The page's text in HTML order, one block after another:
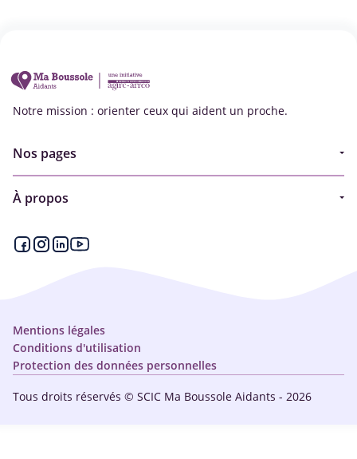
Notre mission : orienter ceux qui aident un proche.
Nos pages
Aides financières et congés
À propos
Qui sommes-nous ?
Tous droits réservés © SCIC Ma Boussole Aidants - 2026
Mentions légales
Conditions d'utilisation
Protection des données personnelles